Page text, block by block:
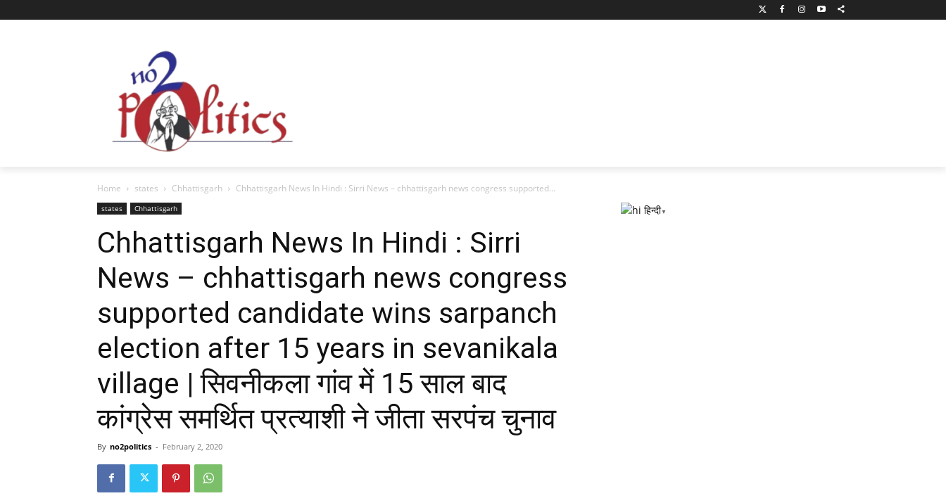
Home states Chhattisgarh Chhattisgarh News In Hindi : Sirri News – chhattisgarh news congress supported...
states Chhattisgarh
Chhattisgarh News In Hindi : Sirri
News – chhattisgarh news congress
supported candidate wins sarpanch
election after 15 years in sevanikala
village | सिवनीकला गांव में 15 साल बाद
कांग्रेस समर्थित प्रत्याशी ने जीता सरपंच चुनाव
By no2politics - February 2, 2020
हिन्दी▼